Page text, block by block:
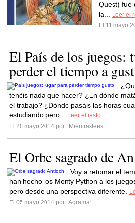
Quest) fue
la...
Leer el
El 11 mayo
El País de los juegos:
perder el tiempo a
tenéis nada que hacer? ¿En dónde
el trabajo? ¿Dónde pasáis las horas
estudiando pero...
Leer el resto
El 20 mayo 2014 por
Mientraslees
El Orbe sagrado de
Voy a retomar el
han hecho los Monty Python a los
pero desde una perspectiva diferente.
El 05 mayo 2014 por Agramar